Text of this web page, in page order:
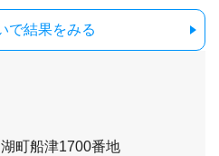
で結果をみる
町船津1700番地